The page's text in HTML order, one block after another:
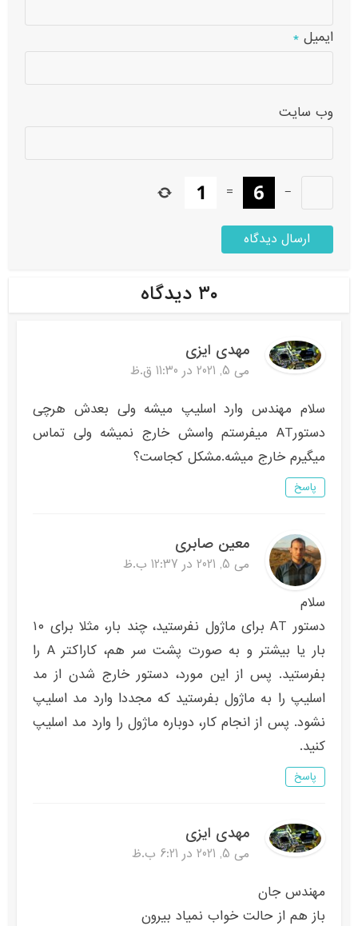
ایمیل*
وب‌ سایت
−
=
۳۰ دیدگاه
مهدی ایزی
می 5, 2021 در 11:30 ق.ظ
سلام مهندس وارد اسلیپ میشه ولی بعدش هرچی
دستورAT میفرستم واسش خارج نمیشه ولی تماس
میگیرم خارج میشه.مشکل کجاست؟
پاسخ
معین صابری
می 5, 2021 در 12:37 ب.ظ
سلام
دستور AT برای ماژول نفرستید، چند بار، مثلا برای ۱۰
بار یا بیشتر و به صورت پشت سر هم، کاراکتر A را
بفرستید. پس از این مورد، دستور خارج شدن از مد
اسلیپ را به ماژول بفرستید که مجددا وارد مد اسلیپ
نشود. پس از انجام کار، دوباره ماژول را وارد مد اسلیپ
کنید.
پاسخ
مهدی ایزی
می 5, 2021 در 6:21 ب.ظ
مهندس جان
باز هم از حالت خواب نمیاد بیرون